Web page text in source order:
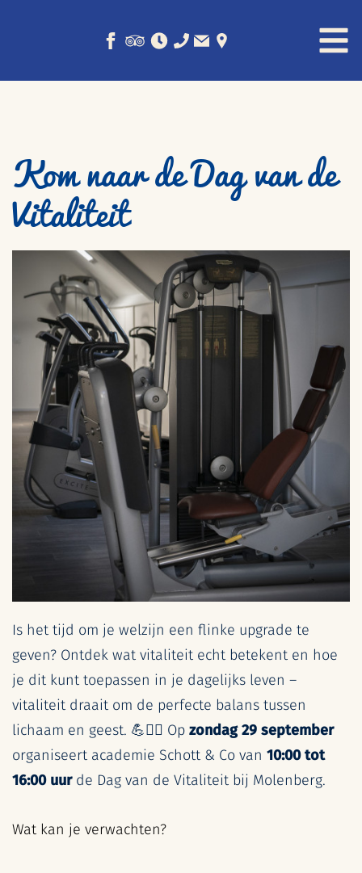
Kom naar de Dag van de
Vitaliteit
Is het tijd om je welzijn een flinke upgrade te
geven? Ontdek wat vitaliteit echt betekent en hoe
je dit kunt toepassen in je dagelijks leven –
vitaliteit draait om de perfecte balans tussen
lichaam en geest. 💪🧘‍♀️ Op zondag 29 september
organiseert academie Schott & Co van 10:00 tot
16:00 uurde Dag van de Vitaliteit bij Molenberg.
Wat kan je verwachten?